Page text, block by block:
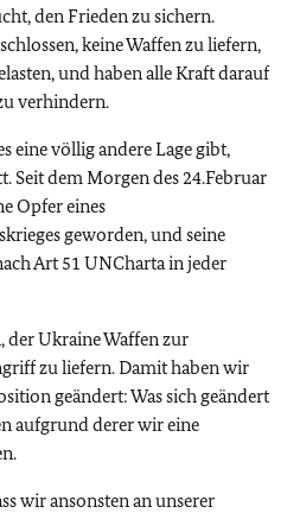
den Frieden zu sichern.
keine Waffen zu liefern,
und haben alle Kraft darauf
verhindern.
eine völlig andere Lage gibt,
Seit dem Morgen des 24.Februar
Opfer eines
geworden, und seine
Art 51 UNCharta in jeder
der Ukraine Waffen zur
zu liefern. Damit haben wir
geändert: Was sich geändert
aufgrund derer wir eine
wir ansonsten an unserer